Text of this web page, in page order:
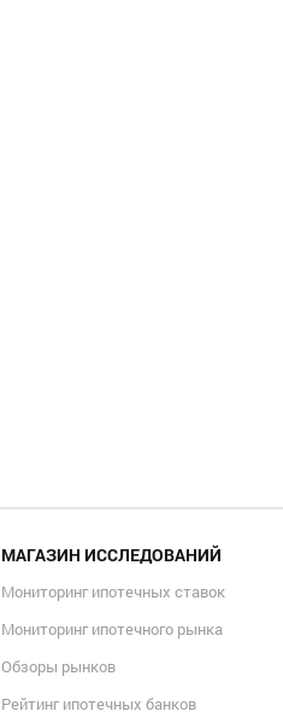
МАГАЗИН ИССЛЕДОВАНИЙ
Мониторинг ипотечных ставок
Мониторинг ипотечного рынка
Обзоры рынков
Рейтинг ипотечных банков